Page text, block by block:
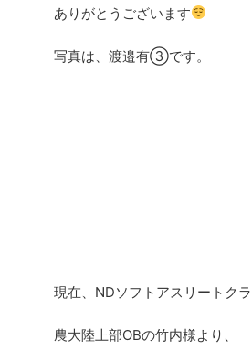
ありがとうございます
写真は、渡邉有③です。
現在、NDソフトアスリートク
農大陸上部OBの竹内様より、